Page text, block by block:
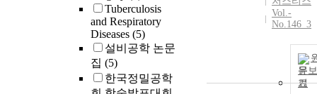
Tuberculosis
and Respiratory
Diseases (5)
설비공학 논문
집 (5)
한국정밀공학
Vol.-
No.146_3
문보
기